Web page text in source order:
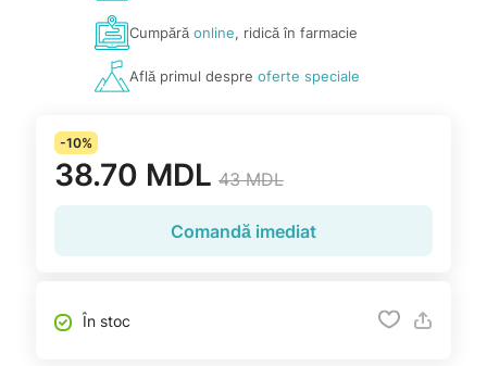
Cumpărăonline, ridică în farmacie
Află primul despre oferte speciale
-10%
38.70 MDL 43 MDL
Comandă imediat
În stoc